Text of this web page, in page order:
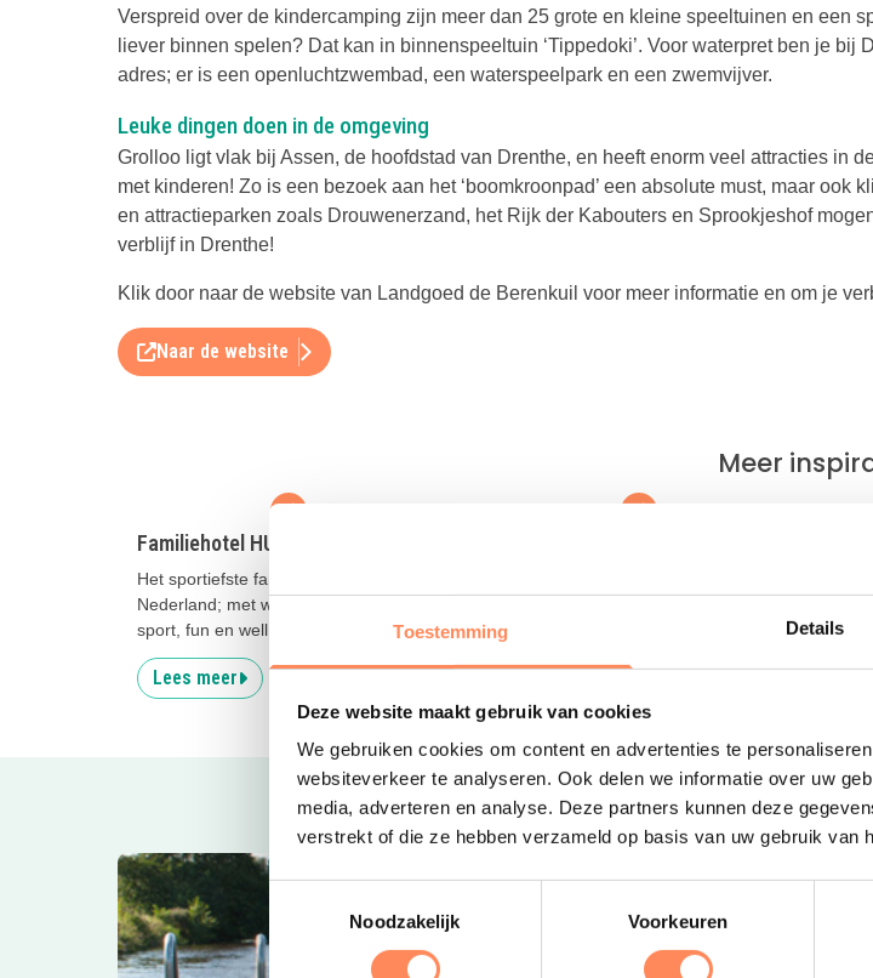
Toestemming Details
Deze website maakt gebruik van cookies
We gebruiken cookies om content en advertenties te
websiteverkeer te analyseren. Ook delen we informatie over uw
media, adverteren en analyse. Deze partners kunnen deze
verstrekt of die ze hebben verzameld op basis van uw gebruik van
Noodzakelijk
Voorkeuren
Verspreid over de kindercamping zijn meer dan 25 grote en kleine speeltuinen en een
liever binnen spelen? Dat kan in binnenspeeltuin ‘Tippedoki’. Voor waterpret ben je bij
adres; er is een openluchtzwembad, een waterspeelpark en een zwemvijver.
Leuke dingen doen in de omgeving
Grolloo ligt vlak bij Assen, de hoofdstad van Drenthe, en heeft enorm veel attracties in
met kinderen! Zo is een bezoek aan het ‘boomkroonpad’ een absolute must, maar ook
en attractieparken zoals Drouwenerzand, het Rijk der Kabouters en Sprookjeshof
verblijf in Drenthe!
Klik door naar de website van Landgoed de Berenkuil voor meer informatie en om je
Naar de website
Meer
Familiehotel HUP
Het sportiefste familiehotel van
Nederland; met wel 10.000m2 aan
sport, fun en wellness faciliteiten!
Lees meer
Hollandse strand!
Lees meer
de